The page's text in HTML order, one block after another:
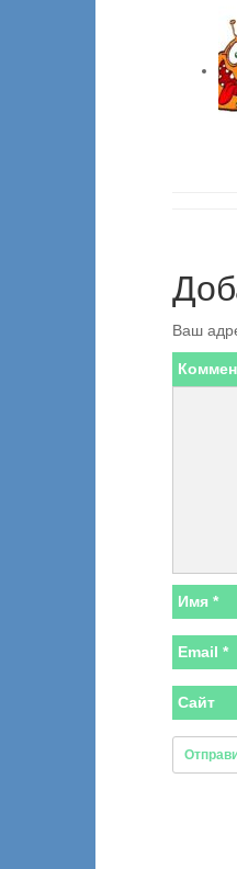
Ваш
Имя *
Email *
Сайт